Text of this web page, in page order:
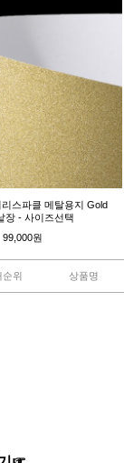
스파클 메탈용지 Gold
장 - 사이즈선택
99,000원
순위 상품명